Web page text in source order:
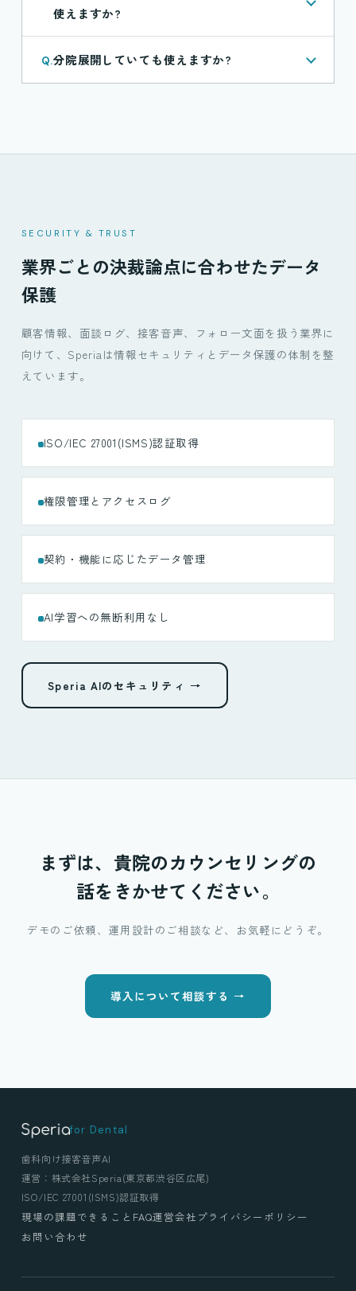
使えますか?
Q.分院展開していても使えますか?
SECURITY & TRUST
業界ごとの決裁論点に合わせたデータ
保護
顧客情報、面談ログ、接客音声、フォロー文面を扱う業界に
向けて、Speriaは情報セキュリティとデータ保護の体制を整
えています。
ISO/IEC 27001(ISMS)認証取得
権限管理とアクセスログ
契約・機能に応じたデータ管理
AI学習への無断利用なし
Speria AIのセキュリティ →
まずは、貴院のカウンセリングの
話をきかせてください。
デモのご依頼、運用設計のご相談など、お気軽にどうぞ。
導入について相談する →
for Dental
歯科向け接客音声AI
運営：株式会社Speria(東京都渋谷区広尾)
ISO/IEC 27001(ISMS)認証取得
現場の課題できること FAQ運営会社 プライバシーポリシー
お問い合わせ